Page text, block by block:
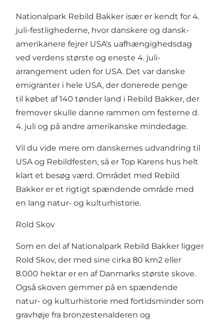
Nationalpark Rebild Bakker især er kendt for 4.
juli-festlighederne, hvor danskere og dansk-
amerikanere fejrer USA's uafhængighedsdag
ved verdens største og eneste 4. juli-
arrangement uden for USA. Det var danske
emigranter i hele USA, der donerede penge
til købet af 140 tønder land i Rebild Bakker, der
fremover skulle danne rammen om festerne d.
4. juli og på andre amerikanske mindedage.
Vil du vide mere om danskernes udvandring til
USA og Rebildfesten, så er Top Karens hus helt
klart et besøg værd. Området med Rebild
Bakker er et rigtigt spændende område med
en lang natur- og kulturhistorie.
Rold Skov
Som en del af Nationalpark Rebild Bakker ligger
Rold Skov, der med sine cirka 80 km2 eller
8.000 hektar er en af Danmarks største skove.
Også skoven gemmer på en spændende
natur- og kulturhistorie med fortidsminder som
gravhøje fra bronzestenalderen og